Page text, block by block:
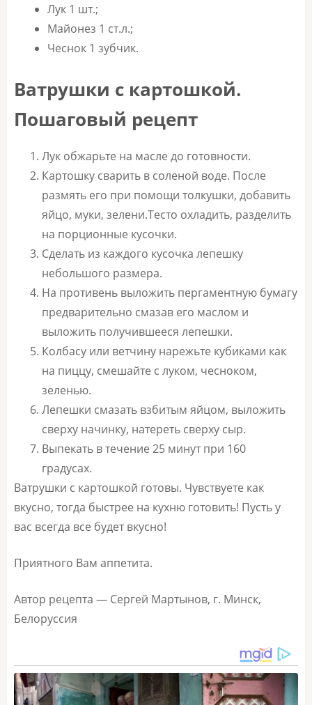
Лук 1 шт.;
Майонез 1 ст.л.;
Чеснок 1 зубчик.
Ватрушки с картошкой.
Пошаговый рецепт
Лук обжарьте на масле до готовности.
Картошку сварить в соленой воде. После
размять его при помощи толкушки, добавить
яйцо, муки, зелени.Тесто охладить, разделить
на порционные кусочки.
Сделать из каждого кусочка лепешку
небольшого размера.
На противень выложить пергаментную бумагу
предварительно смазав его маслом и
выложить получившееся лепешки.
Колбасу или ветчину нарежьте кубиками как
на пиццу, смешайте с луком, чесноком,
зеленью.
Лепешки смазать взбитым яйцом, выложить
сверху начинку, натереть сверху сыр.
Выпекать в течение 25 минут при 160
градусах.
Ватрушки с картошкой готовы. Чувствуете как
вкусно, тогда быстрее на кухню готовить! Пусть у
вас всегда все будет вкусно!
Приятного Вам аппетита.
Автор рецепта — Сергей Мартынов, г. Минск,
Белоруссия